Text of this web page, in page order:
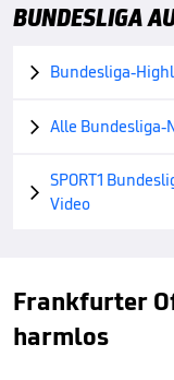
BUNDESLIGA
 Bundesliga-
 Alle Bundesliga-

SPORT1
Video
Frankfurter
harmlos